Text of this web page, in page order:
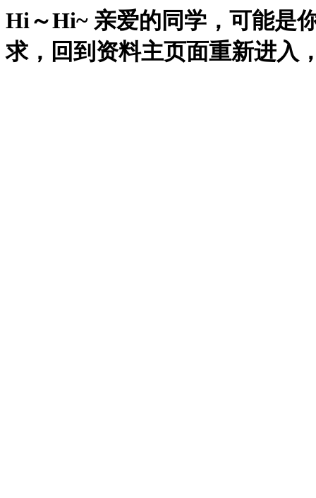
Hi～Hi~ 亲爱的同学，可能是
求，回到资料主页面重新进入